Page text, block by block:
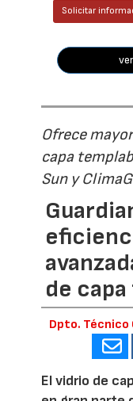
Solicitar
Ofrece
capa
Sun y
de
Dpto. Técnico
El vidrio de